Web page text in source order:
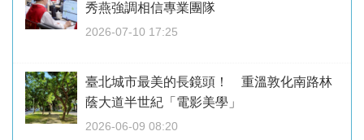
秀燕強調相信專業團隊
2026-07-10 17:25
臺北城市最美的長鏡頭！ 重溫敦化南路林
蔭大道半世紀「電影美學」
2026-06-09 08:20